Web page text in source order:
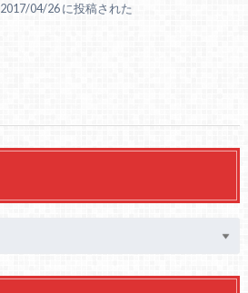
2017/04/26 に投稿された